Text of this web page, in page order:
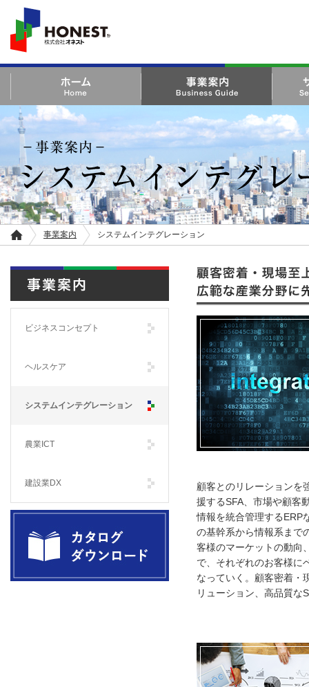
ネスト
ホーム Home 事業案内 Business Guide
サービ
－事業案内－ システムインテグレーション | 株式会社オネスト
ホ
ム
事業案内 システムインテグレーション
顧客密着・現場至上をモ
顧客とのリレーションを
援するSFA、市場や顧客
情報を統合管理するERP
の基幹系から情報系まで
客様のマーケットの動向
で、それぞれのお客様に
なっていく。顧客密着・
リューション、高品質な
事業案内
ビジネスコンセプト
ヘルスケア
システムインテグレーション
農業ICT
建設業DX